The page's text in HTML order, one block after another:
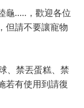
龜.....，歡迎各位
但請不要讓寵物
、禁丟蛋糕、禁
若有使用到請復